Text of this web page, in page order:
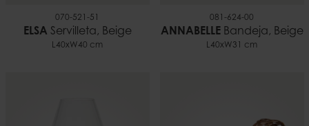
070-521-51
ELSA Servilleta, Beige
L40xW40 cm
081-624-00
ANNABELLEBandeja, Beige
L40xW31 cm